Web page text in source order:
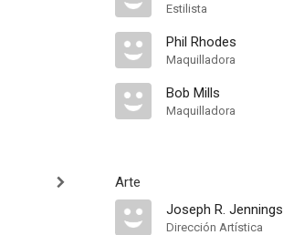
Estilista
Phil Rhodes
Maquilladora
Bob Mills
Maquilladora
Arte
Joseph R. Jennings
Dirección Artística